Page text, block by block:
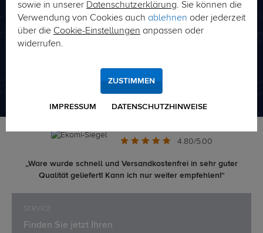
SUCHE
4.80/5.00
„Ware wurde schnell und Versandkostenfrei in sehr guter
Qualität geliefert! Kann ich nur weiter empfehlen!“
SERVICE
Finden Sie jetzt Ihren
sowie in unserer Datenschutzerklärung. Sie können die
Verwendung von Cookies auch ablehnen oder jederzeit
über die Cookie-Einstellungen anpassen oder
widerrufen.
IMPRESSUM DATENSCHUTZHINWEISE
ZUSTIMMEN